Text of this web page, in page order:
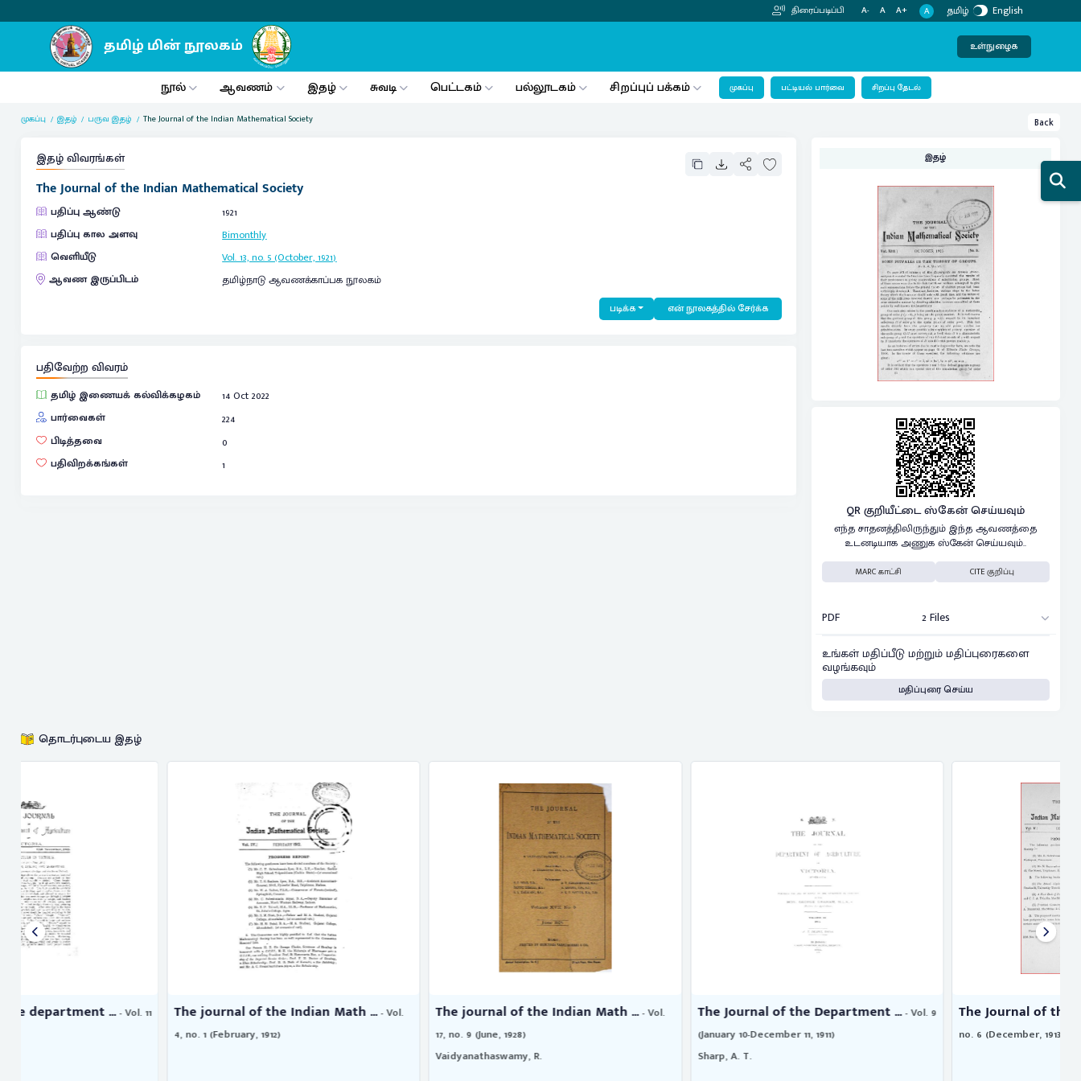
திரைப்படிப்பி A- A A+ A தமிழ் English
உள்நுழைக
நூல் ஆவணம் இதழ் சுவடி பெட்டகம் பல்லூடகம் சிறப்புப் பக்கம் முகப்பு பட்டியல் பார்வை சிறப்பு தேடல்
முகப்பு இதழ் பருவ இதழ் The Journal of the Indian Mathematical Society Back
இதழ் விவரங்கள்
The Journal of the Indian Mathematical Society
பதிப்பு ஆண்டு
1921
பதிப்பு கால அளவு
Bimonthly
வெளியீடு
Vol. 13, no. 5 (October, 1921)
ஆவண இருப்பிடம்
தமிழ்நாடு ஆவணக்காப்பக நூலகம்
படிக்க என் நூலகத்தில் சேர்க்க
பதிவேற்ற விவரம்
தமிழ் இணையக் கல்விக்கழகம்
14 Oct 2022
பார்வைகள்
224
பிடித்தவை
0
பதிவிறக்கங்கள்
1
இதழ்
QR குறியீட்டை ஸ்கேன் செய்யவும்
எந்த சாதனத்திலிருந்தும் இந்த ஆவணத்தை
உடனடியாக அணுக ஸ்கேன் செய்யவும்..
MARC காட்சி CITE குறிப்பு
PDF 2 Files
உங்கள் மதிப்பீடு மற்றும் மதிப்புரைகளை
வழங்கவும்
மதிப்புரை செய்ய
தொடர்புடைய இதழ்
The journal of the Indian Math ...- Vol.
The journal of the Indian Math ...- Vol.
The Journal of the Department ...- Vol. 9
The Journal of the Indian Math ...- Vol. 5,
no. 6 (December, 1913)